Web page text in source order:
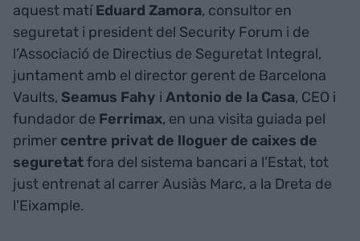
aquest matíEduard Zamora, consultor en
seguretat i president del Security Forum i de
l’Associació de Directius de Seguretat Integral,
juntament amb el director gerent de Barcelona
Vaults, Seamus Fahy i Antonio de la Casa, CEO i
fundador de Ferrimax, en una visita guiada pel
primer centre privat de lloguer de caixes de
seguretatfora del sistema bancari a l’Estat, tot
just entrenat al carrer Ausiàs Marc, a la Dreta de
l'Eixample.